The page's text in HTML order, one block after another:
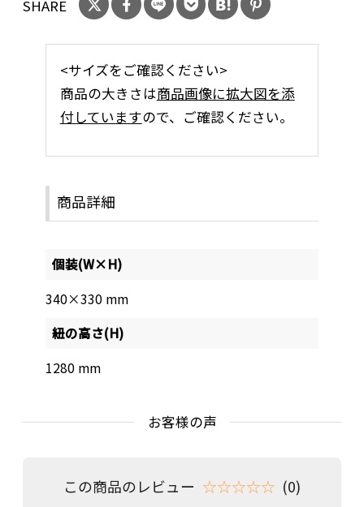
SHARE
<サイズをご確認ください>
商品の大きさは商品画像に拡大図を添
付していますので、ご確認ください。
商品詳細
個装(W×H)
340×330 mm
紐の高さ(H)
1280 mm
お客様の声
この商品のレビュー ☆☆☆☆☆ (0)